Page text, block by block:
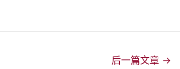
后一篇文章 →